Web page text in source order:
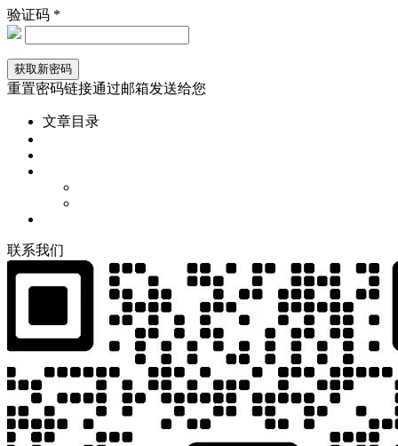
验证码 *
重置密码链接通过邮箱发送给您
文章目录
联系我们